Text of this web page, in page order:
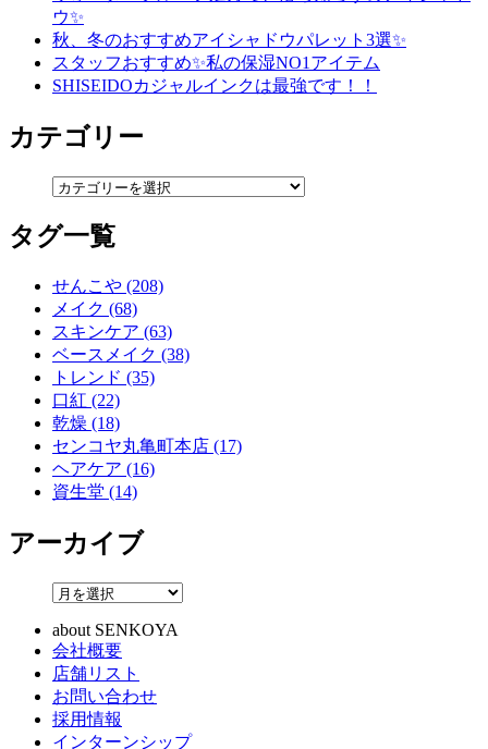
ウ✨
秋、冬のおすすめアイシャドウパレット3選✨
スタッフおすすめ✨私の保湿NO1アイテム
SHISEIDOカジャルインクは最強です！！
カテゴリー
タグ一覧
せんこや (208)
メイク (68)
スキンケア (63)
ベースメイク (38)
トレンド (35)
口紅 (22)
乾燥 (18)
センコヤ丸亀町本店 (17)
ヘアケア (16)
資生堂 (14)
アーカイブ
about SENKOYA
会社概要
店舗リスト
お問い合わせ
採用情報
インターンシップ